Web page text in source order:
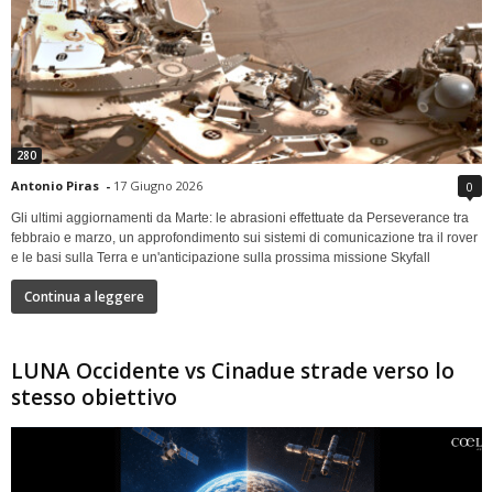
280
Antonio Piras - 17 Giugno 2026 0
Gli ultimi aggiornamenti da Marte: le abrasioni effettuate da Perseverance tra
febbraio e marzo, un approfondimento sui sistemi di comunicazione tra il rover
e le basi sulla Terra e un'anticipazione sulla prossima missione Skyfall
Continua a leggere
LUNA Occidente vs Cinadue strade verso lo
stesso obiettivo